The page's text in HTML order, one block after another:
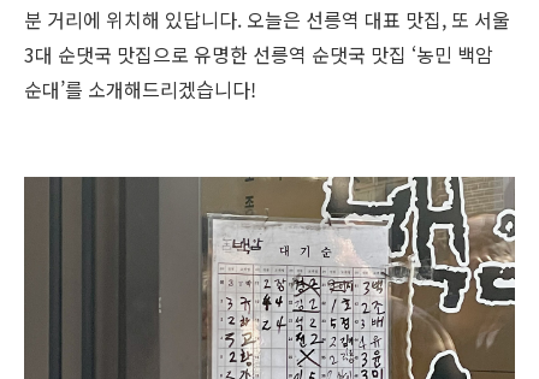
분 거리에 위치해 있답니다. 오늘은 선릉역 대표 맛집, 또 서울
3대 순댓국 맛집으로 유명한 선릉역 순댓국 맛집 ‘농민 백암
순대’를 소개해드리겠습니다!